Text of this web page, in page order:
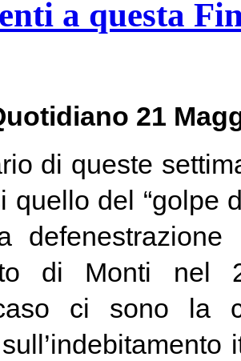
a questa
21
di queste
quello del “golpe
di Monti nel
ci sono la